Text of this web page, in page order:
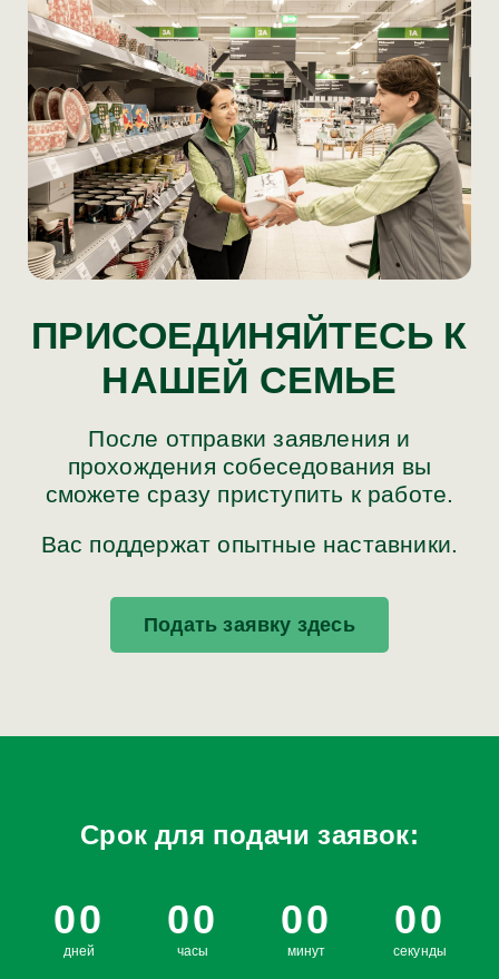
ПРИСОЕДИНЯЙТЕСЬ К
НАШЕЙ СЕМЬЕ
После отправки заявления и
прохождения собеседования вы
сможете сразу приступить к работе.
Вас поддержат опытные наставники.
Подать заявку здесь
Срок для подачи заявок:
00
дней
00
часы
00
минут
00
секунды